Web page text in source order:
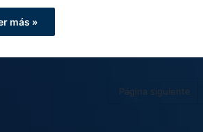
más »
Página siguiente